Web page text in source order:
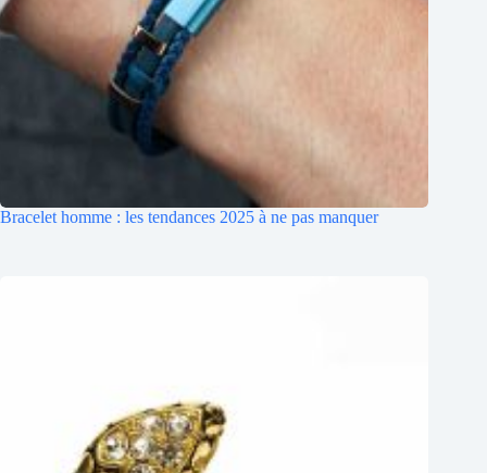
Bracelet homme : les tendances 2025 à ne pas manquer